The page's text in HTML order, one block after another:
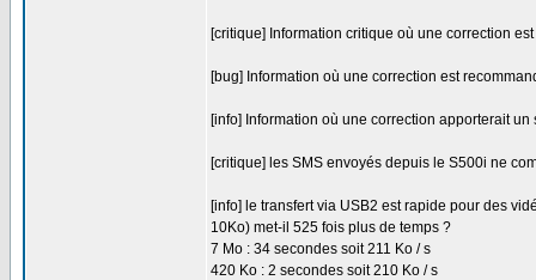
[critique] Information critique où une correction
[bug] Information où une correction est
[info] Information où une correction apporterait
[critique] les SMS envoyés depuis le S500i ne
[info] le transfert via USB2 est rapide pour des
10Ko) met-il 525 fois plus de temps ?
7 Mo : 34 secondes soit 211 Ko / s
420 Ko : 2 secondes soit 210 Ko / s